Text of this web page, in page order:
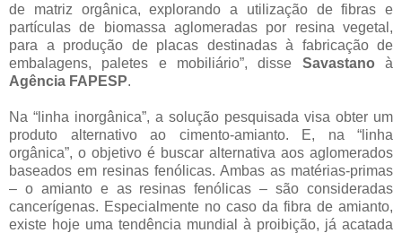
de matriz orgânica, explorando a utilização de fibras e
partículas de biomassa aglomeradas por resina vegetal,
para a produção de placas destinadas à fabricação de
embalagens, paletes e mobiliário”, disse Savastano à
Agência FAPESP.
Na “linha inorgânica”, a solução pesquisada visa obter um
produto alternativo ao cimento-amianto. E, na “linha
orgânica”, o objetivo é buscar alternativa aos aglomerados
baseados em resinas fenólicas. Ambas as matérias-primas
– o amianto e as resinas fenólicas – são consideradas
cancerígenas. Especialmente no caso da fibra de amianto,
existe hoje uma tendência mundial à proibição, já acatada